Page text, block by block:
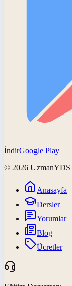
İndirGoogle Play
© 2026 UzmanYDS
Anasayfa
Dersler
Yorumlar
Blog
Ücretler